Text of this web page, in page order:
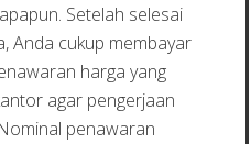
Setelah selesai
Anda cukup membayar
harga yang
agar pengerjaan
penawaran